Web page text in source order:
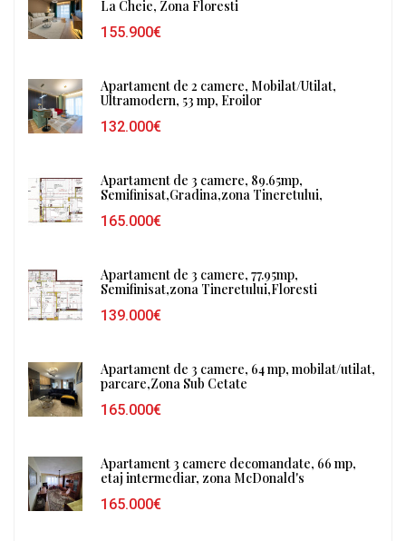
La Cheie, Zona Floresti
155.900€
Apartament de 2 camere, Mobilat/Utilat,
Ultramodern, 53 mp, Eroilor
132.000€
Apartament de 3 camere, 89.65mp,
Semifinisat,Gradina,zona Tineretului,
165.000€
Apartament de 3 camere, 77.95mp,
Semifinisat,zona Tineretului,Floresti
139.000€
Apartament de 3 camere, 64 mp, mobilat/utilat,
parcare,Zona Sub Cetate
165.000€
Apartament 3 camere decomandate, 66 mp,
etaj intermediar, zona McDonald's
165.000€